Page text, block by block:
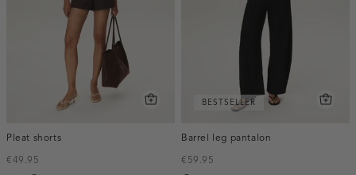
Pleat shorts
€49.95
BESTSELLER
Barrel leg pantalon
€59.95